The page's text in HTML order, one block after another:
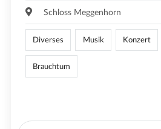
Schloss Meggenhorn
Diverses Musik Konzert
Brauchtum